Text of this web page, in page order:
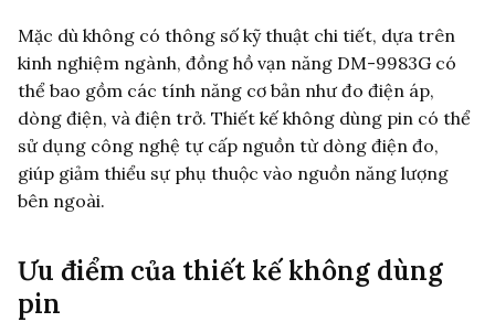
Mặc dù không có thông số kỹ thuật chi tiết, dựa trên
kinh nghiệm ngành, đồng hồ vạn năng DM-9983G có
thể bao gồm các tính năng cơ bản như đo điện áp,
dòng điện, và điện trở. Thiết kế không dùng pin có thể
sử dụng công nghệ tự cấp nguồn từ dòng điện đo,
giúp giảm thiểu sự phụ thuộc vào nguồn năng lượng
bên ngoài.
Ưu điểm của thiết kế không dùng
pin